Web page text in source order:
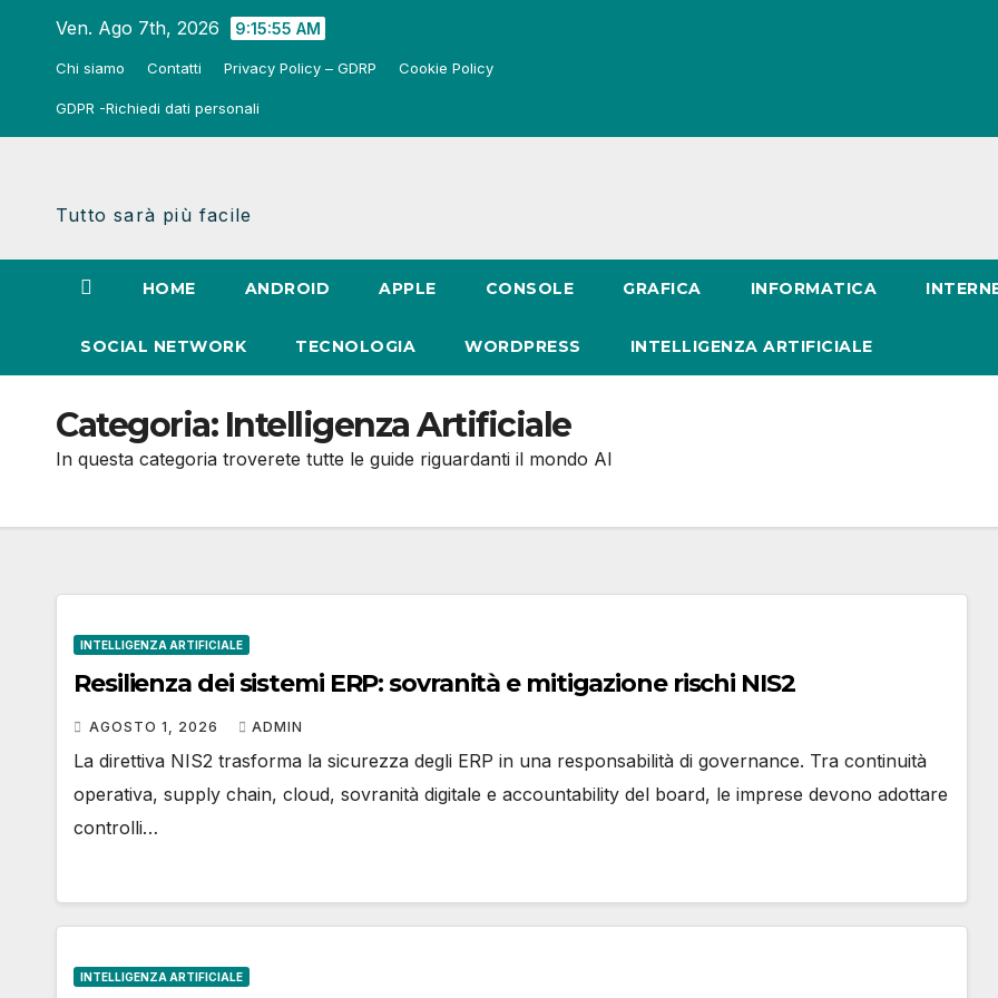
Ven. Ago 7th, 2026 9:15:55 AM
Chi siamo Contatti Privacy Policy – GDRP Cookie Policy
GDPR -Richiedi dati personali
Tutto sarà più facile
HOME ANDROID APPLE CONSOLE GRAFICA INFORMATICA
SOCIAL NETWORK TECNOLOGIA WORDPRESS INTELLIGENZA ARTIFICIALE
Categoria: Intelligenza Artificiale
In questa categoria troverete tutte le guide riguardanti il mondo AI
INTELLIGENZA ARTIFICIALE
Resilienza dei sistemi ERP: sovranità e mitigazione rischi NIS2
AGOSTO 1, 2026 ADMIN
La direttiva NIS2 trasforma la sicurezza degli ERP in una responsabilità di governance. Tra continuità
operativa, supply chain, cloud, sovranità digitale e accountability del board, le imprese devono adottare
controlli…
INTELLIGENZA ARTIFICIALE